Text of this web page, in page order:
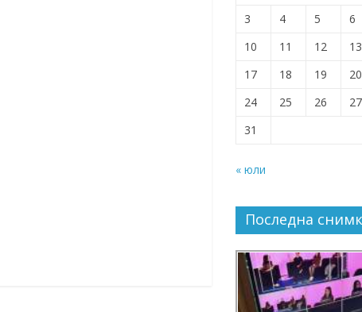
3
4 5 6
10
11 12 13
17
18 19 20
24
25 26 27
31
« юли
Последна